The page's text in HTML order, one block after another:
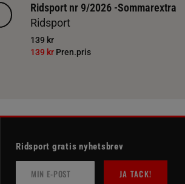
Ridsport nr 9/2026 -Sommarextra
Ridsport
139 kr
139 kr Pren.pris
Ridsport gratis nyhetsbrev
JA TACK!